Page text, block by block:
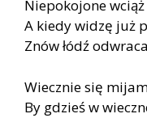
Niepokojone
A kiedy widzę już
Znów łódź
Wiecznie się
By gdzieś w